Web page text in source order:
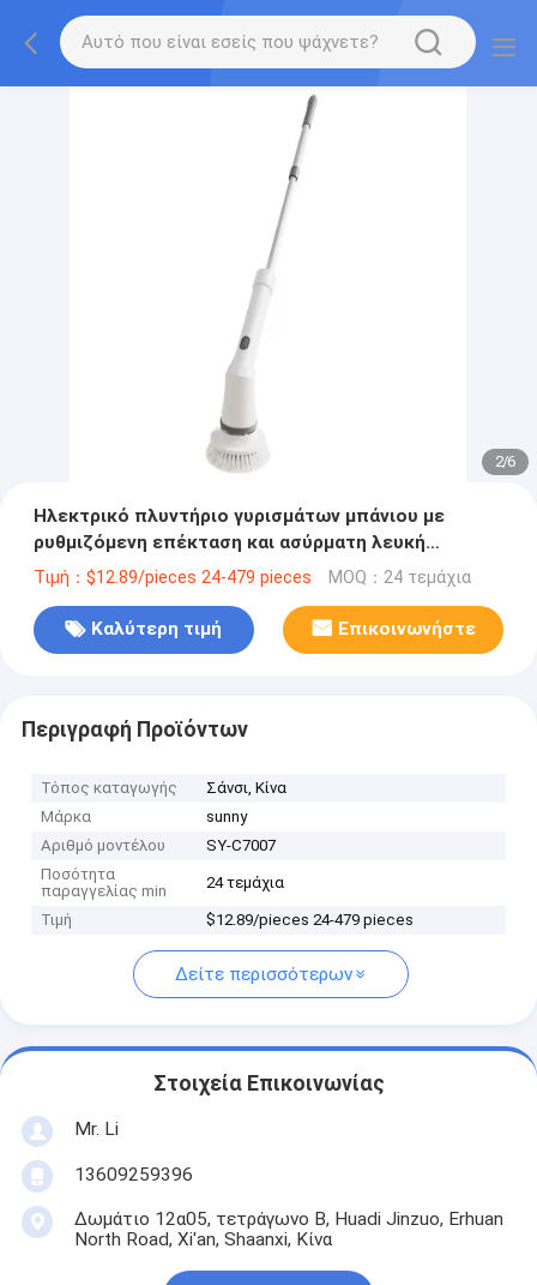
2/6
Ηλεκτρικό πλυντήριο γυρισμάτων μπάνιου με
ρυθμιζόμενη επέκταση και ασύρματη λευκή
βούρτσα καθαρισμού
Τιμή：$12.89/pieces 24-479 pieces MOQ：24 τεμάχια
Καλύτερη τιμή Επικοινωνήστε
Περιγραφή Προϊόντων
Τόπος καταγωγής
Σάνσι, Κίνα
Μάρκα
sunny
Αριθμό μοντέλου
SY-C7007
Ποσότητα
παραγγελίας min
24 τεμάχια
Τιμή $12.89/pieces 24-479 pieces
Δείτε περισσότερων
Στοιχεία Επικοινωνίας
Mr. Li
13609259396
Δωμάτιο 12α05, τετράγωνο Β, Huadi Jinzuo, Erhuan
North Road, Xi'an, Shaanxi, Κίνα